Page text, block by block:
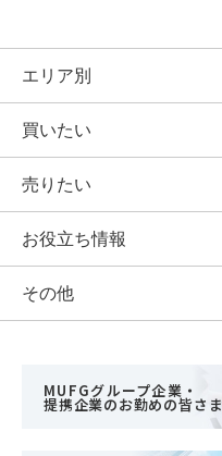
エリア別
買いたい
売りたい
お役立ち情報
その他
MUFGグループ企業・
提携企業のお勤めの皆さま